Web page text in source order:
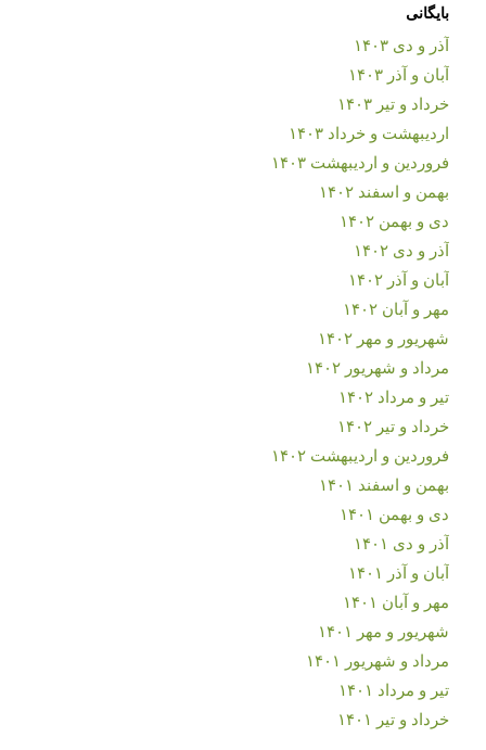
بایگانی
آذر و دی ۱۴۰۳
آبان و آذر ۱۴۰۳
خرداد و تیر ۱۴۰۳
اردیبهشت و خرداد ۱۴۰۳
فروردین و اردیبهشت ۱۴۰۳
بهمن و اسفند ۱۴۰۲
دی و بهمن ۱۴۰۲
آذر و دی ۱۴۰۲
آبان و آذر ۱۴۰۲
مهر و آبان ۱۴۰۲
شهریور و مهر ۱۴۰۲
مرداد و شهریور ۱۴۰۲
تیر و مرداد ۱۴۰۲
خرداد و تیر ۱۴۰۲
فروردین و اردیبهشت ۱۴۰۲
بهمن و اسفند ۱۴۰۱
دی و بهمن ۱۴۰۱
آذر و دی ۱۴۰۱
آبان و آذر ۱۴۰۱
مهر و آبان ۱۴۰۱
شهریور و مهر ۱۴۰۱
مرداد و شهریور ۱۴۰۱
تیر و مرداد ۱۴۰۱
خرداد و تیر ۱۴۰۱